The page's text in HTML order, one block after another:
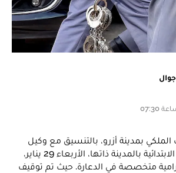
بمدينة أزرو، بالتنسيق مع وكيل
الملك لدى المحكمة الابتدائية بالمدينة ذاتها، الأربعاء 29 يناير،
متخصصة في الدعارة. حيث تم توقيف